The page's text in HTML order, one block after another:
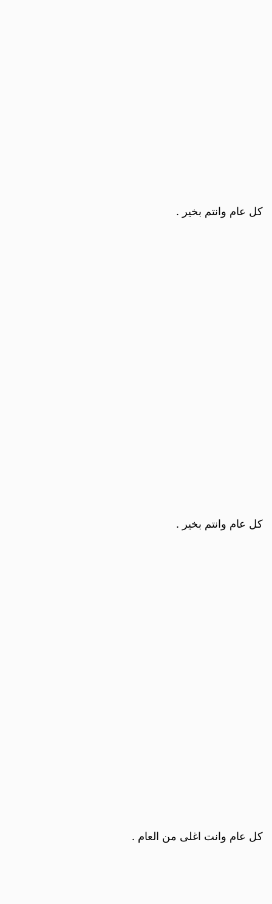
كل عام وانتم بخير .
كل عام وانتم بخير .
كل عام وانت اغلى من العام .